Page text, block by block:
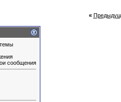
«
сообщения